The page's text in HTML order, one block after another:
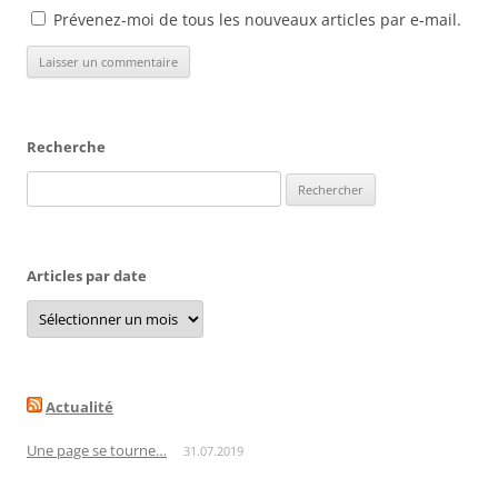
Prévenez-moi de tous les nouveaux articles par e-mail.
Recherche
Articles par date
Articles
par
date
Actualité
Une page se tourne… 31.07.2019